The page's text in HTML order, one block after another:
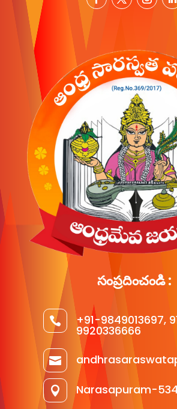
సంప్రదించండి :
 +91-9849013697,
9920336666

 Narasapuram-